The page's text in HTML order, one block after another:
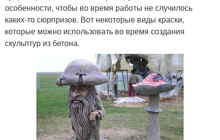
особенности, чтобы во время работы не случилось
каких-то сюрпризов. Вот некоторые виды краски,
которые можно использовать во время создания
скульптур из бетона.